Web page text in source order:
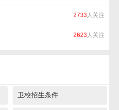
2733人关注
2623人关注
卫校招生条件